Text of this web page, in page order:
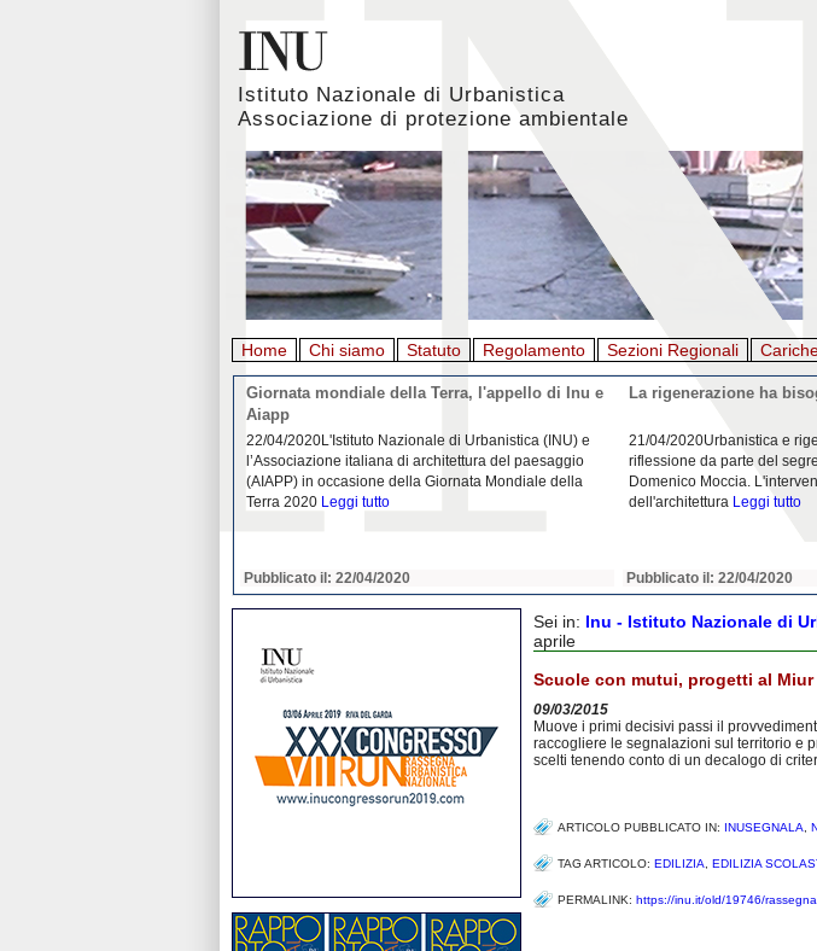
Istituto Nazionale di Urbanistica
Associazione di protezione ambientale
Home Chi siamo Statuto Regolamento Sezioni Regionali
Giornata mondiale della Terra, l'appello di Inu e
Aiapp
22/04/2020L'Istituto Nazionale di Urbanistica (INU) e
l’Associazione italiana di architettura del paesaggio
(AIAPP) in occasione della Giornata Mondiale della
Terra 2020 Leggi tutto
Pubblicato il: 22/04/2020
La rigenerazione ha
21/04/2020Urbanistica e
riflessione da parte del
Domenico Moccia.
dell'architettura Leggi tutto
Pubblicato il: 22/04/2020
Sei in: Inu - Istituto Nazionale di
aprile
Scuole con mutui, progetti al
09/03/2015
Muove i primi decisivi passi il
raccogliere le segnalazioni sul territorio e
scelti tenendo conto di un decalogo di
ARTICOLO PUBBLICATO IN: INUSEGNALA
TAG ARTICOLO: EDILIZIA EDILIZIA
PERMALINK: https://inu.it/old/19746/